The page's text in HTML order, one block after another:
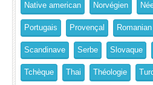
Native american Norvégien
Portugais Provençal Romanian
Scandinave Serbe Slovaque
Tchèque Thai Théologie